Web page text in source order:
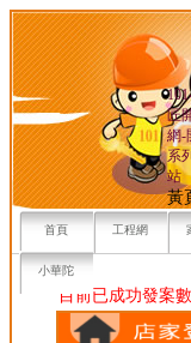
匠
網-
系
站
黃
首頁 工程網
小華陀
目前已成功發案